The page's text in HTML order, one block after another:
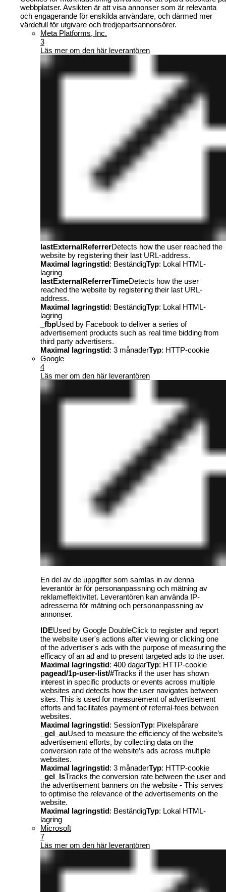
webbplatser. Avsikten är att visa annonser som är relevanta
och engagerande för enskilda användare, och därmed mer
värdefull för utgivare och tredjepartsannonsörer.
Meta Platforms, Inc.
3
Läs mer om den här leverantören
lastExternalReferrerDetects how the user reached the
website by registering their last URL-address.
Maximal lagringstid: BeständigTyp: Lokal HTML-
lagring
lastExternalReferrerTimeDetects how the user
reached the website by registering their last URL-
address.
Maximal lagringstid: BeständigTyp: Lokal HTML-
lagring
_fbpUsed by Facebook to deliver a series of
advertisement products such as real time bidding from
third party advertisers.
Maximal lagringstid: 3 månaderTyp: HTTP-cookie
Google
4
Läs mer om den här leverantören
En del av de uppgifter som samlas in av denna
leverantör är för personanpassning och mätning av
reklameffektivitet. Leverantören kan använda IP-
adresserna för mätning och personanpassning av
annonser.
IDEUsed by Google DoubleClick to register and report
the website user's actions after viewing or clicking one
of the advertiser's ads with the purpose of measuring the
efficacy of an ad and to present targeted ads to the user.
Maximal lagringstid: 400 dagarTyp: HTTP-cookie
pagead/1p-user-list/#Tracks if the user has shown
interest in specific products or events across multiple
websites and detects how the user navigates between
sites. This is used for measurement of advertisement
efforts and facilitates payment of referral-fees between
websites.
Maximal lagringstid: SessionTyp: Pixelspårare
_gcl_auUsed to measure the efficiency of the website’s
advertisement efforts, by collecting data on the
conversion rate of the website’s ads across multiple
websites.
Maximal lagringstid: 3 månaderTyp: HTTP-cookie
_gcl_lsTracks the conversion rate between the user and
the advertisement banners on the website - This serves
to optimise the relevance of the advertisements on the
website.
Maximal lagringstid: BeständigTyp: Lokal HTML-
lagring
Microsoft
7
Läs mer om den här leverantören